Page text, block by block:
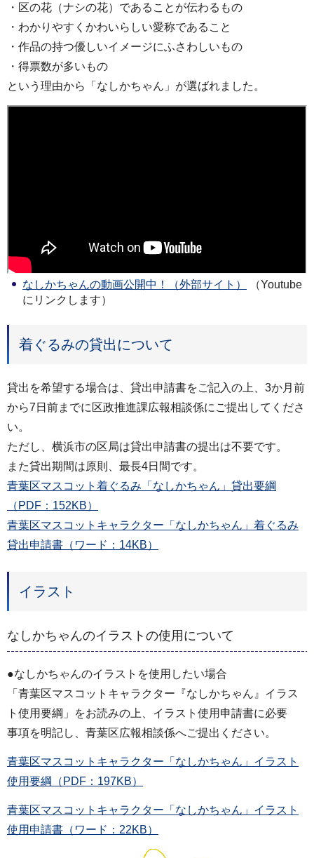
・区の花（ナシの花）であることが伝わるもの
・わかりやすくかわいらしい愛称であること
・作品の持つ優しいイメージにふさわしいもの
・得票数が多いもの
という理由から「なしかちゃん」が選ばれました。
なしかちゃんの動画公開中！（外部サイト）
（Youtube
にリンクします）
着ぐるみの貸出について
貸出を希望する場合は、貸出申請書をご記入の上、3か月前
から7日前までに区政推進課広報相談係にご提出してくださ
い。
ただし、横浜市の区局は貸出申請書の提出は不要です。
また貸出期間は原則、最長4日間です。
青葉区マスコット着ぐるみ「なしかちゃん」貸出要綱
（PDF：152KB）
青葉区マスコットキャラクター「なしかちゃん」着ぐるみ
貸出申請書（ワード：14KB）
イラスト
なしかちゃんのイラストの使用について
●なしかちゃんのイラストを使用したい場合
「青葉区マスコットキャラクター『なしかちゃん』イラス
ト使用要綱」をお読みの上、イラスト使用申請書に必要
事項を明記し、青葉区広報相談係へご提出ください。
青葉区マスコットキャラクター「なしかちゃん」イラスト
使用要綱（PDF：197KB）
青葉区マスコットキャラクター「なしかちゃん」イラスト
使用申請書（ワード：22KB）